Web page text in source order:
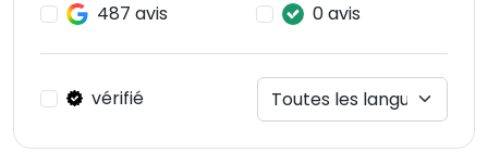
487 avis
0 avis
vérifié